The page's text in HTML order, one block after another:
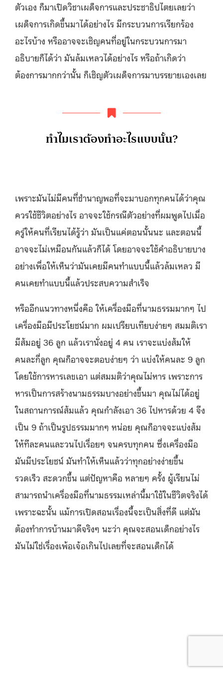
ตัวเอง ก็มาเปิดวิชาเผด็จการและประชาธิปไตยเลยว่า
เผด็จการเกิดขึ้นมาได้อย่างไร มีกระบวนการเรียกร้อง
อะไรบ้าง หรืออาจจะเชิญคนที่อยู่ในกระบวนการมา
อธิบายก็ได้ว่า มันล้มเหลวได้อย่างไร หรือถ้าเกิดว่า
ต้องการมากกว่านั้น ก็เชิญตัวเผด็จการมาบรรยายเองเลย
ทำไมเราต้องทำอะไรแบบนั้น?
เพราะมันไม่มีคนที่ชำนาญพอที่จะมาบอกทุกคนได้ว่าคุณ
ควรใช้ชีวิตอย่างไร อาจจะใช้กรณีตัวอย่างที่ผมพูดไปเมื่อ
ครู่ให้คนที่เรียนได้รู้ว่า มันเป็นแค่ตอนนั้นนะ และตอนนี้
อาจจะไม่เหมือนกันแล้วก็ได้ โดยอาจจะใช้คำอธิบายบาง
อย่างเพื่อให้เห็นว่ามันเคยมีคนทำแบบนี้แล้วล้มเหลว มี
คนเคยทำแบบนี้แล้วประสบความสำเร็จ
หรืออีกแนวทางหนึ่งคือ ให้เครื่องมือที่นามธรรมมากๆ ไป
เครื่องมือมีประโยชน์มาก ผมเปรียบเทียบง่ายๆ สมมติเรา
มีส้มอยู่ 36 ลูก แล้วเรานั่งอยู่ 4 คน เราจะแบ่งส้มให้
คนละกี่ลูก คุณก็อาจจะตอบง่ายๆ ว่า แบ่งให้คนละ 9 ลูก
โดยใช้การหารเลขเอา แต่สมมติว่าคุณไม่หาร เพราะการ
หารเป็นการสร้างนามธรรมบางอย่างขึ้นมา คุณไม่ได้อยู่
ในสถานการณ์ส้มแล้ว คุณกำลังเอา 36 ไปหารด้วย 4 จึง
เป็น 9 ถ้าเป็นรูปธรรมมากๆ หน่อย คุณก็อาจจะแบ่งส้ม
ให้ทีละคนและวนไปเรื่อยๆ จนครบทุกคน ซึ่งเครื่องมือ
มันมีประโยชน์ มันทำให้เห็นแล้วว่าทุกอย่างง่ายขึ้น
รวดเร็ว สะดวกขึ้น แต่ปัญหาคือ หลายๆ ครั้ง ผู้เรียนไม่
สามารถนำเครื่องมือที่นามธรรมเหล่านี้มาใช้ในชีวิตจริงได้
เพราะฉะนั้น แม้การเปิดสอนเรื่องนี้จะเป็นสิ่งที่ดี แต่มัน
ต้องทำการบ้านมาดีจริงๆ นะว่า คุณจะสอนเด็กอย่างไร
มันไม่ใช่เรื่องเพ้อเจ้อเกินไปเลยที่จะสอนเด็กได้